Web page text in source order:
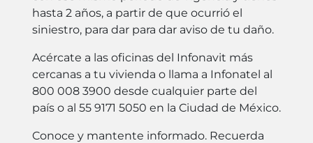
hasta 2 años, a partir de que ocurrió el
siniestro, para dar para dar aviso de tu daño.
Acércate a las oficinas del Infonavit más
cercanas a tu vivienda o llama a Infonatel al
800 008 3900 desde cualquier parte del
país o al 55 9171 5050 en la Ciudad de México.
Conoce y mantente informado. Recuerda